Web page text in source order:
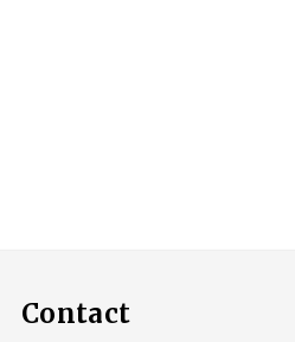
Contact